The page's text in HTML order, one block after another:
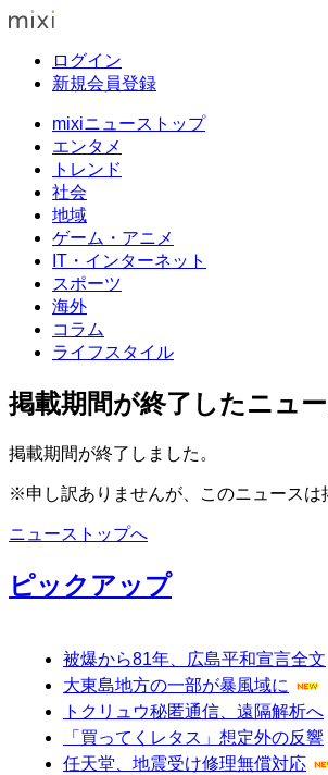
ログイン
新規会員登録
mixiニューストップ
エンタメ
トレンド
社会
地域
ゲーム・アニメ
IT・インターネット
スポーツ
海外
コラム
ライフスタイル
掲載期間が終了したニュ
掲載期間が終了しました。
※申し訳ありませんが、このニュース
ニューストップへ
ピックアップ
被爆から81年、広島平和宣言全文
大東島地方の一部が暴風域に
トクリュウ秘匿通信、遠隔解析へ
「買ってくレタス」想定外の反響
任天堂、地震受け修理無償対応